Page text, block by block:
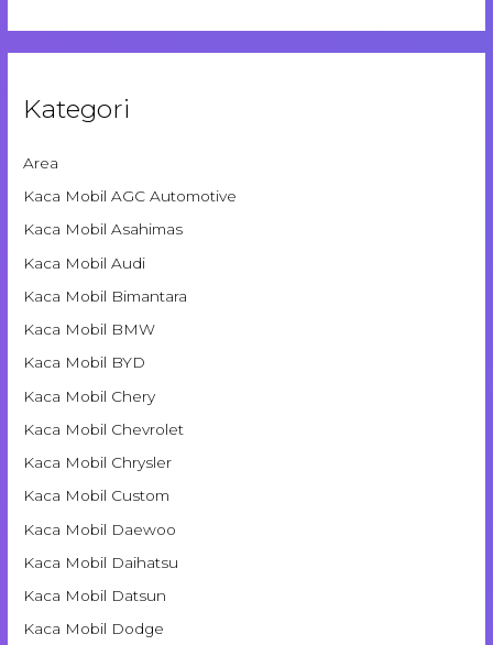
Kategori
Area
Kaca Mobil AGC Automotive
Kaca Mobil Asahimas
Kaca Mobil Audi
Kaca Mobil Bimantara
Kaca Mobil BMW
Kaca Mobil BYD
Kaca Mobil Chery
Kaca Mobil Chevrolet
Kaca Mobil Chrysler
Kaca Mobil Custom
Kaca Mobil Daewoo
Kaca Mobil Daihatsu
Kaca Mobil Datsun
Kaca Mobil Dodge